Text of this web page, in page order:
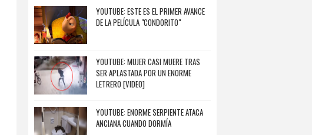
YOUTUBE: ESTE ES EL PRIMER AVANCE
DE LA PELÍCULA "CONDORITO"
YOUTUBE: MUJER CASI MUERE TRAS
SER APLASTADA POR UN ENORME
LETRERO [VIDEO]
YOUTUBE: ENORME SERPIENTE ATACA
ANCIANA CUANDO DORMÍA